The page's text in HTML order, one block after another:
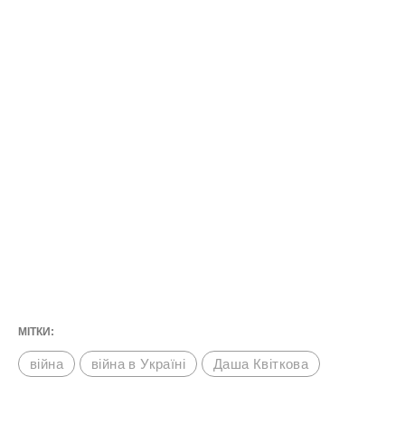
МІТКИ:
війна війна в Україні Даша Квіткова